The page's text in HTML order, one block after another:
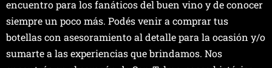
encuentro para los fanáticos del buen vino y de conocer
siempre un poco más. Podés venir a comprar tus
botellas con asesoramiento al detalle para la ocasión y/o
sumarte a las experiencias que brindamos. Nos